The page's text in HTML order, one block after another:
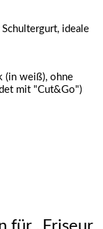
ideale
(in weiß), ohne
mit "Cut&Go")